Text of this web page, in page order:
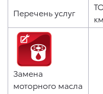
Перечень услуг
Замена
моторного масла